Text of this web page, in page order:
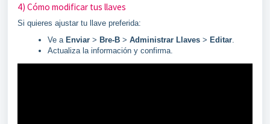
4) Cómo modificar tus llaves
Si quieres ajustar tu llave preferida:
Ve a Enviar > Bre-B > Administrar Llaves > Editar
Actualiza la información y confirma.